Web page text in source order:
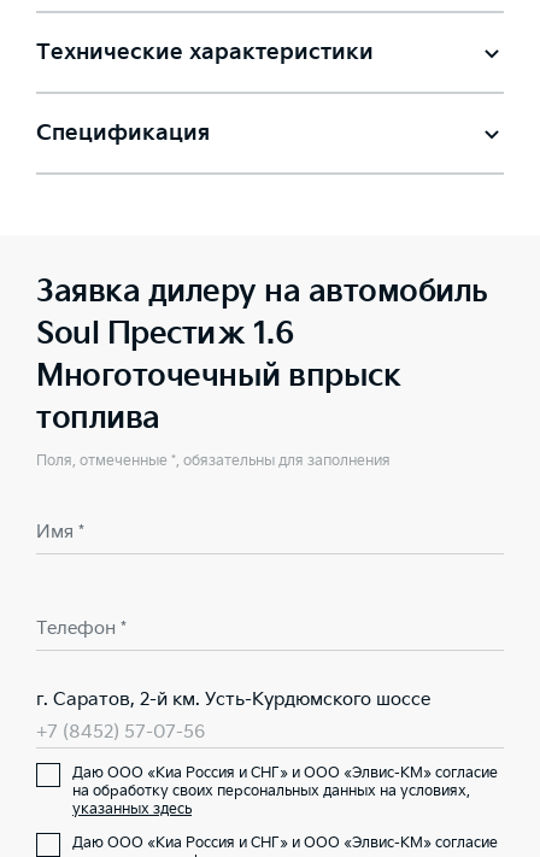
Технические характеристики
Спецификация
Заявка дилеру на автомобиль
Soul Престиж 1.6
Многоточечный впрыск
топлива
Поля, отмеченные *, обязательны для заполнения
Имя *
Телефон *
г. Саратов, 2-й км. Усть-Курдюмского шоссе
+7 (8452) 57-07-56
Даю ООО «Киа Россия и СНГ» и ООО «Элвис-КМ» согласие
на обработку своих персональных данных на условиях,
указанных здесь
Даю ООО «Киа Россия и СНГ» и ООО «Элвис-КМ» согласие